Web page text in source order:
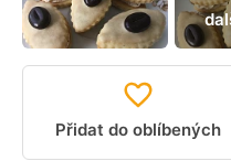
Přidat do oblíbených